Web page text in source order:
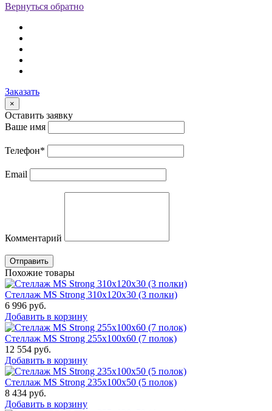
Вернуться обратно
Заказать
×
Оставить заявку
Ваше имя
Телефон*
Email
Комментарий
Отправить
Похожие товары
Стеллаж MS Strong 310x120x30 (3 полки)
6 996 руб.
Добавить в корзину
Стеллаж MS Strong 255x100x60 (7 полок)
12 554 руб.
Добавить в корзину
Стеллаж MS Strong 235x100x50 (5 полок)
8 434 руб.
Добавить в корзину